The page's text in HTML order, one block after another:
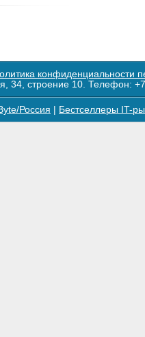
конфиденциальности
34, строение 10. Телефон:
Россия Бестселлеры IT-